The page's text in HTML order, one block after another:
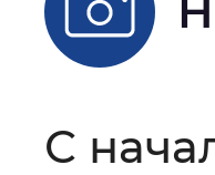
Шрифт
С